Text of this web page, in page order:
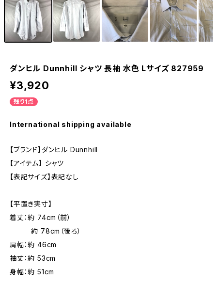
ダンヒル Dunnhill シャツ 長袖 水色 Lサイズ 827959
¥3,920
残り1点
International shipping available
【ブランド】ダンヒル Dunnhill
【アイテム】 シャツ
【表記サイズ】表記なし
【平置き実寸】
着丈：約 74cm（前）
約 78cm（後ろ）
肩幅：約 46cm
袖丈：約 53cm
身幅：約 51cm